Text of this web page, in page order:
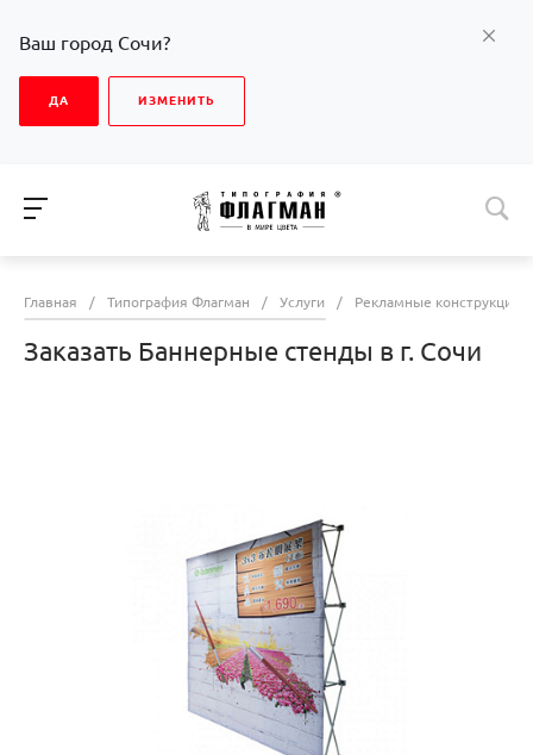
Ваш город Сочи?
ДА ИЗМЕНИТЬ
Главная / Типография Флагман / Услуги / Рекламные конструкции
Заказать Баннерные стенды в г. Сочи